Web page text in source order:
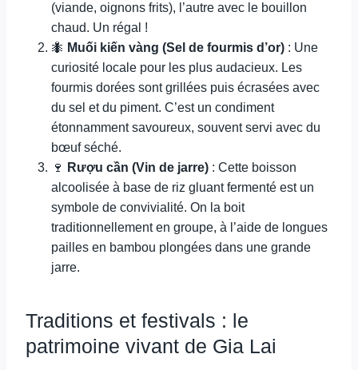
(viande, oignons frits), l’autre avec le bouillon
chaud. Un régal !
🐜 Muối kiến vàng (Sel de fourmis d’or) : Une
curiosité locale pour les plus audacieux. Les
fourmis dorées sont grillées puis écrasées avec
du sel et du piment. C’est un condiment
étonnamment savoureux, souvent servi avec du
bœuf séché.
🍷
Rượu cần (Vin de jarre) : Cette boisson
alcoolisée à base de riz gluant fermenté est un
symbole de convivialité. On la boit
traditionnellement en groupe, à l’aide de longues
pailles en bambou plongées dans une grande
jarre.
Traditions et festivals : le
patrimoine vivant de Gia Lai